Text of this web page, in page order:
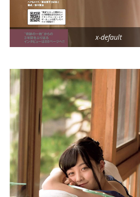
x-default